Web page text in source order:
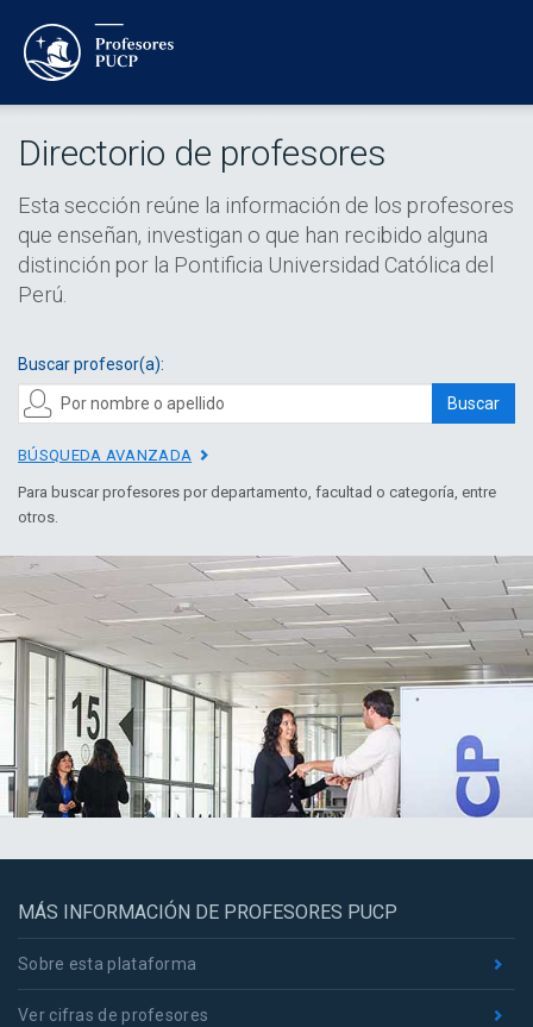
Directorio de profesores
Esta sección reúne la información de los profesores
que enseñan, investigan o que han recibido alguna
distinción por la Pontificia Universidad Católica del
Perú.
Buscar profesor(a):
Buscar
BÚSQUEDA AVANZADA
Para buscar profesores por departamento, facultad o categoría, entre
otros.
MÁS INFORMACIÓN DE PROFESORES PUCP
Sobre esta plataforma
Ver cifras de profesores